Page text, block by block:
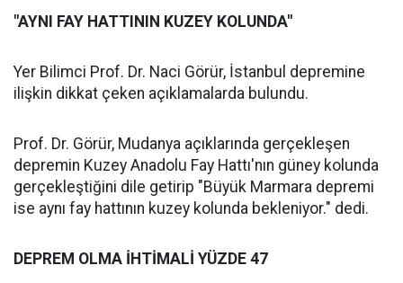
"AYNI FAY HATTININ KUZEY KOLUNDA"
Yer Bilimci Prof. Dr. Naci Görür, İstanbul depremine
ilişkin dikkat çeken açıklamalarda bulundu.
Prof. Dr. Görür, Mudanya açıklarında gerçekleşen
depremin Kuzey Anadolu Fay Hattı'nın güney kolunda
gerçekleştiğini dile getirip "Büyük Marmara depremi
ise aynı fay hattının kuzey kolunda bekleniyor." dedi.
DEPREM OLMA İHTİMALİ YÜZDE 47